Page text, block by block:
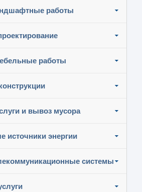
работы
работы
и вывоз мусора
источники энергии
системы